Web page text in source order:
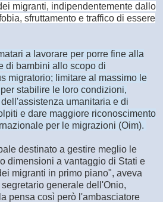
migranti, indipendentemente dallo
sfruttamento e traffico di essere
a lavorare per porre fine alla
di bambini allo scopo di
migratorio; limitare al massimo le
stabilire le loro condizioni,
umanitaria e di
e dare maggiore riconoscimento
per le migrazioni (Oim).
destinato a gestire meglio le
dimensioni a vantaggio di Stati e
migranti in primo piano", aveva
generale dell'Onio,
pensa così però l'ambasciatore